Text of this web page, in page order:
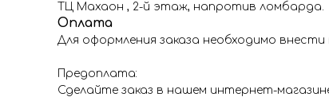
ТЦ Махаон , 2-й этаж, напротив ломбарда.
Оплата
Для оформления заказа необходимо
Предоплата:
Сделайте заказ в нашем интернет-